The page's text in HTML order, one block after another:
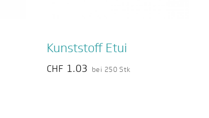
Kunststoff Etui
CHF 1.03 bei 250 Stk